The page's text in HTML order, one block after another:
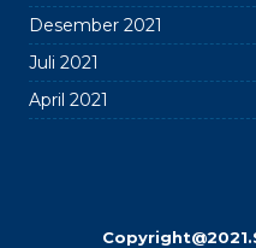
Desember 2021
Juli 2021
April 2021